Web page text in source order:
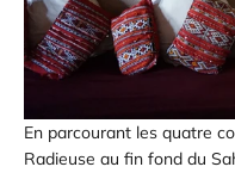
En parcourant les quatre
Radieuse au fin fond du